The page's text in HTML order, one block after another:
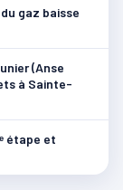
gaz baisse
(Anse
à Sainte-
étape et